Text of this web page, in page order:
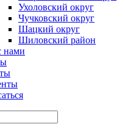
Ухоловский округ
Чучковский округ
Шацкий округ
Шиловский район
нами